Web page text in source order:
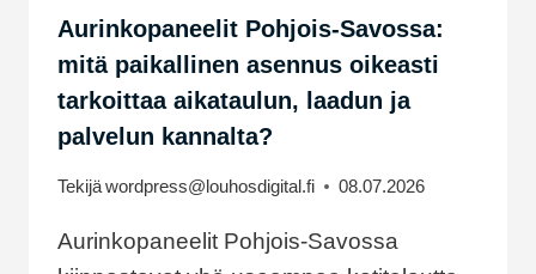
Aurinkopaneelit Pohjois-Savossa:
mitä paikallinen asennus oikeasti
tarkoittaa aikataulun, laadun ja
palvelun kannalta?
Tekijäwordpress@louhosdigital.fi 08.07.2026
Aurinkopaneelit Pohjois-Savossa